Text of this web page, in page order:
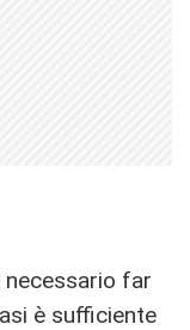
necessario far
è sufficiente